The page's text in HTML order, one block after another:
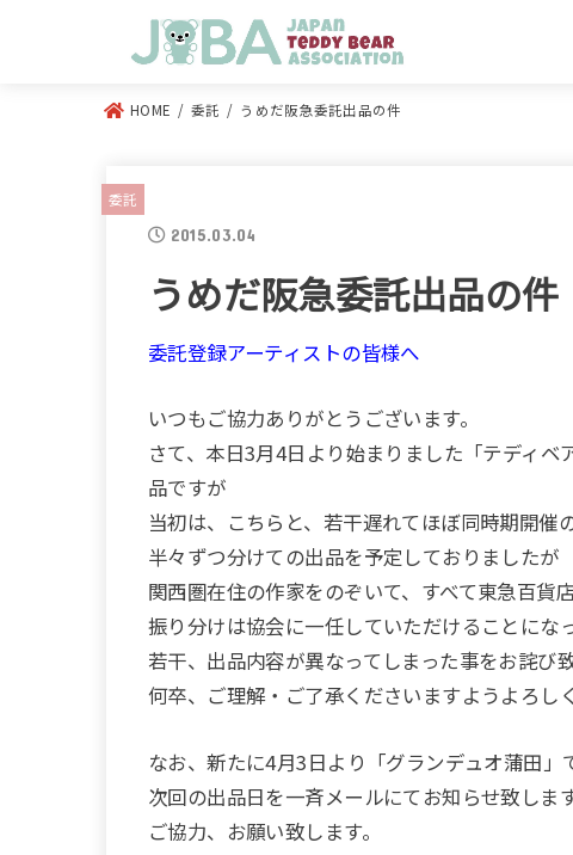
HOME 委託 うめだ阪急委託出品の件
委託
2015.03.04
うめだ阪急委託出品の件
委託登録アーティストの皆様へ
いつもご協力ありがとうございます。
さて、本日3月4日より始まりました「テディ
品ですが
当初は、こちらと、若干遅れてほぼ同時期開催
半々ずつ分けての出品を予定しておりましたが
関西圏在住の作家をのぞいて、すべて東急百貨
振り分けは協会に一任していただけることにな
若干、出品内容が異なってしまった事をお詫び致
何卒、ご理解・ご了承くださいますようよろし
なお、新たに4月3日より「グランデュオ蒲田」
次回の出品日を一斉メールにてお知らせ致しま
ご協力、お願い致します。